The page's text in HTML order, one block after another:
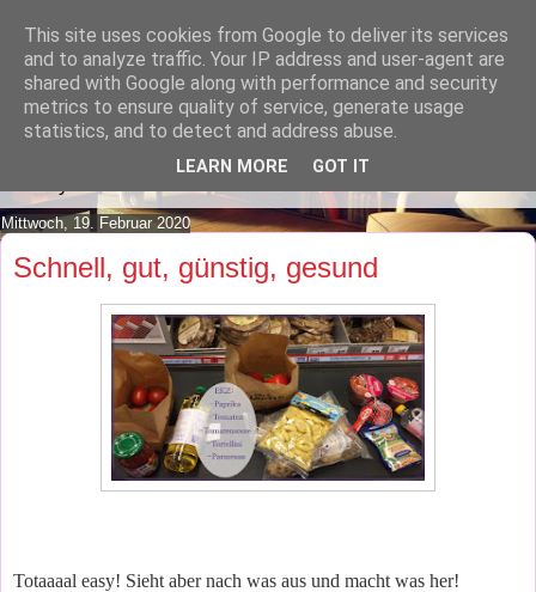
Lilafusselfee lädt Dich in ihr
Wohnzimmer ein.
Mach es Dir doch gemütlich und lies ein wenig über meine
Mittwoch, 19. Februar 2020
Schnell, gut, günstig, gesund
Totaaaal easy! Sieht aber nach was aus und macht was her!
This site uses cookies from Google to deliver its services
and to analyze traffic. Your IP address and user-agent are
shared with Google along with performance and security
metrics to ensure quality of service, generate usage
statistics, and to detect and address abuse.
LEARN MORE GOT IT